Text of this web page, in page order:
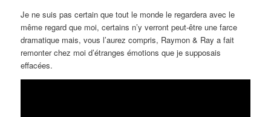
Je ne suis pas certain que tout le monde le regardera avec le
même regard que moi, certains n’y verront peut-être une farce
dramatique mais, vous l’aurez compris, Raymon & Ray a fait
remonter chez moi d’étranges émotions que je supposais
effacées.